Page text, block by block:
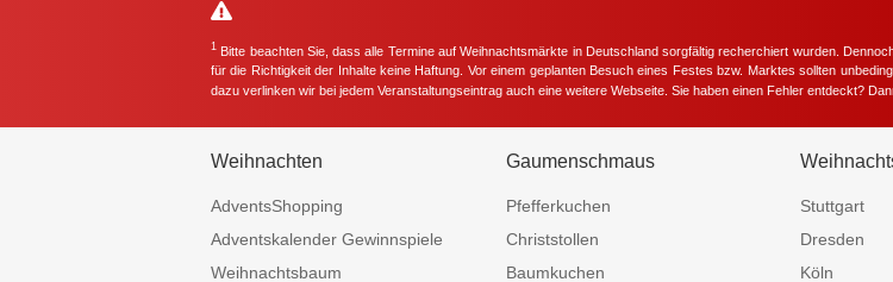
1 Bitte beachten Sie, dass alle Termine auf Weihnachtsmärkte in Deutschland sorgfältig recherchiert wurden.
für die Richtigkeit der Inhalte keine Haftung. Vor einem geplanten Besuch eines Festes bzw. Marktes sollten
dazu verlinken wir bei jedem Veranstaltungseintrag auch eine weitere Webseite. Sie haben einen Fehler entdeckt?
Weihnachten
AdventsShopping
Adventskalender Gewinnspiele
Weihnachtsbaum
Gaumenschmaus
Pfefferkuchen
Christstollen
Baumkuchen
Stuttgart
Dresden
Köln